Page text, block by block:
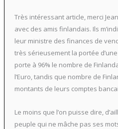
Très intéressant article, merci
avec des amis finlandais. Ils
leur ministre des finances de
très sérieusement la portée
porte à 96% le nombre de
l’Euro, tandis que nombre de
montants de leurs comptes
Le moins que l’on puisse dire,
peuple qui ne mâche pas ses